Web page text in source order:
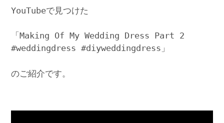
YouTubeで見つけた
「Making Of My Wedding Dress Part 2
#weddingdress #diyweddingdress」
のご紹介です。